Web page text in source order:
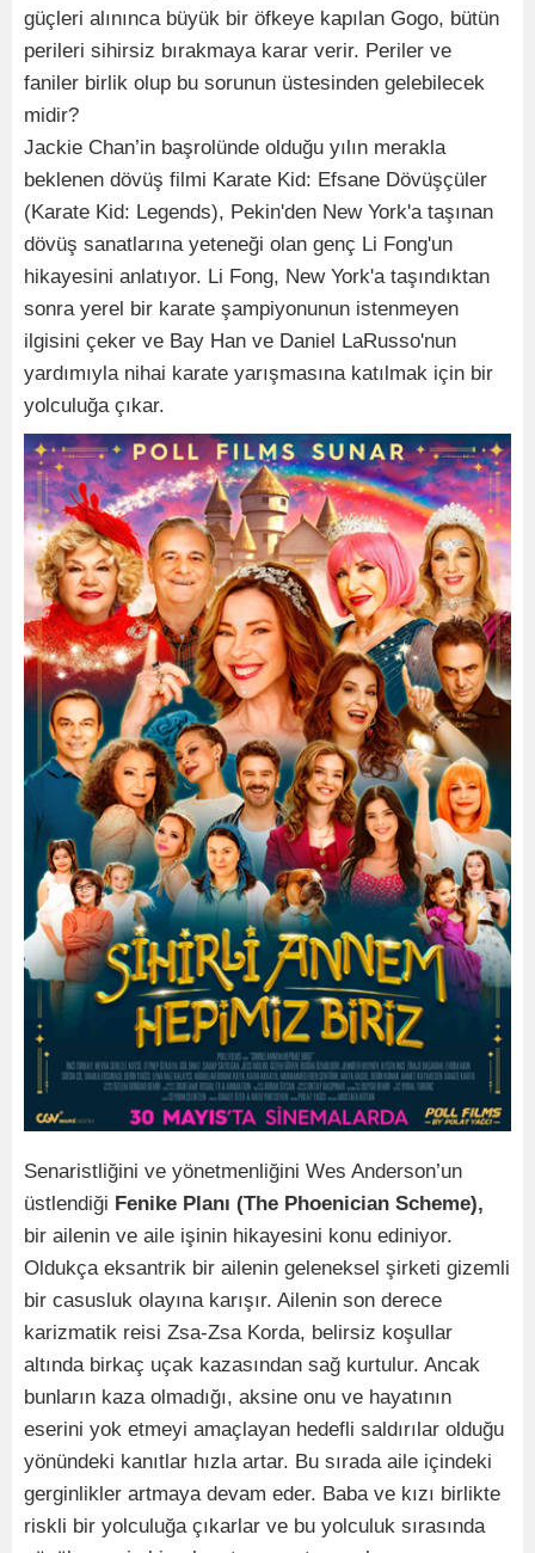
güçleri alınınca büyük bir öfkeye kapılan Gogo, bütün
perileri sihirsiz bırakmaya karar verir. Periler ve
faniler birlik olup bu sorunun üstesinden gelebilecek
midir?
Jackie Chan’in başrolünde olduğu yılın merakla
beklenen dövüş filmi Karate Kid: Efsane Dövüşçüler
(Karate Kid: Legends), Pekin'den New York'a taşınan
dövüş sanatlarına yeteneği olan genç Li Fong'un
hikayesini anlatıyor. Li Fong, New York'a taşındıktan
sonra yerel bir karate şampiyonunun istenmeyen
ilgisini çeker ve Bay Han ve Daniel LaRusso'nun
yardımıyla nihai karate yarışmasına katılmak için bir
yolculuğa çıkar.
Senaristliğini ve yönetmenliğini Wes Anderson’un
üstlendiği Fenike Planı (The Phoenician Scheme),
bir ailenin ve aile işinin hikayesini konu ediniyor.
Oldukça eksantrik bir ailenin geleneksel şirketi gizemli
bir casusluk olayına karışır. Ailenin son derece
karizmatik reisi Zsa-Zsa Korda, belirsiz koşullar
altında birkaç uçak kazasından sağ kurtulur. Ancak
bunların kaza olmadığı, aksine onu ve hayatının
eserini yok etmeyi amaçlayan hedefli saldırılar olduğu
yönündeki kanıtlar hızla artar. Bu sırada aile içindeki
gerginlikler artmaya devam eder. Baba ve kızı birlikte
riskli bir yolculuğa çıkarlar ve bu yolculuk sırasında